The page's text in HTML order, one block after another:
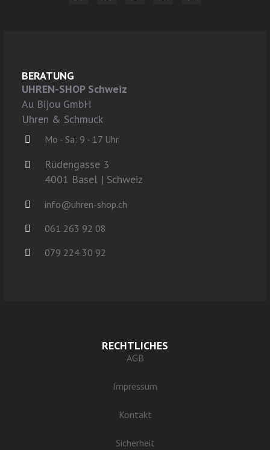
BERATUNG
UHREN-SHOP Schweiz
Au Bijou GmbH
Uhren & Schmuck
Mo - Sa: 9 - 17 Uhr
Rüdengasse 3
4001 Basel | Schweiz
info@uhren-shop.ch
061 263 92 08
079 224 30 92
RECHTLICHES
AGB
Impressum
Kontakt
Sicherheit